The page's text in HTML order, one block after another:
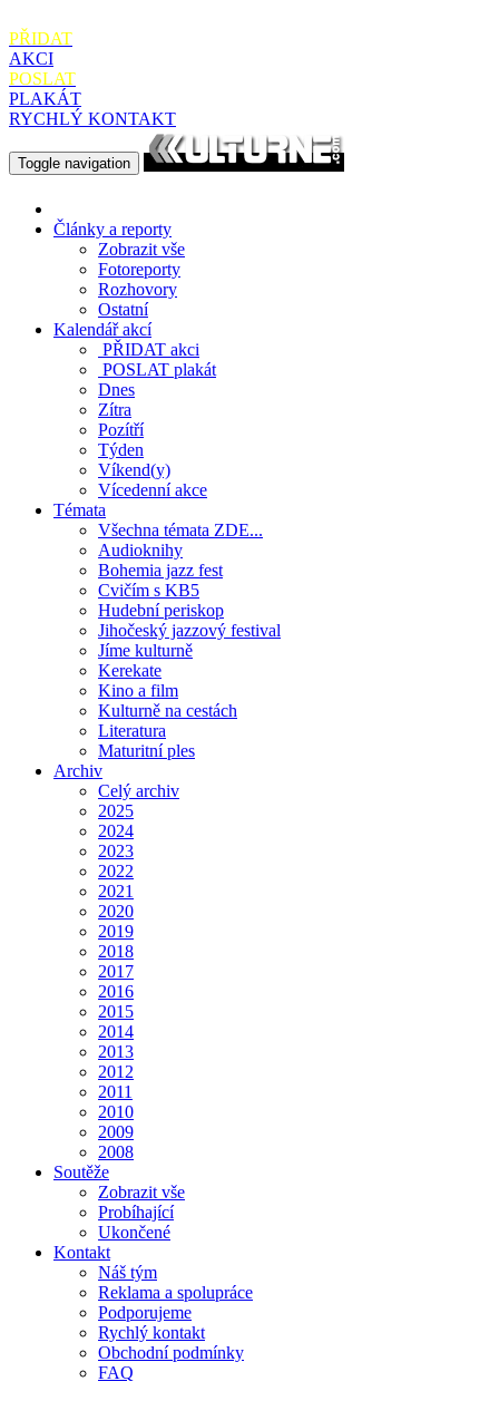
PŘIDAT
AKCI
POSLAT
PLAKÁT
RYCHLÝ KONTAKT
Toggle navigation
Články a reporty
Zobrazit vše
Fotoreporty
Rozhovory
Ostatní
Kalendář akcí
PŘIDAT akci
POSLAT plakát
Dnes
Zítra
Pozítří
Týden
Víkend(y)
Vícedenní akce
Témata
Všechna témata ZDE...
Audioknihy
Bohemia jazz fest
Cvičím s KB5
Hudební periskop
Jihočeský jazzový festival
Jíme kulturně
Kerekate
Kino a film
Kulturně na cestách
Literatura
Maturitní ples
Archiv
Celý archiv
2025
2024
2023
2022
2021
2020
2019
2018
2017
2016
2015
2014
2013
2012
2011
2010
2009
2008
Soutěže
Zobrazit vše
Probíhající
Ukončené
Kontakt
Náš tým
Reklama a spolupráce
Podporujeme
Rychlý kontakt
Obchodní podmínky
FAQ